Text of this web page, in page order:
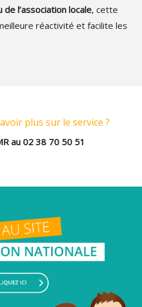
l’association locale, cette
réactivité et facilite les
plus sur le service ?
au 02 38 70 50 51